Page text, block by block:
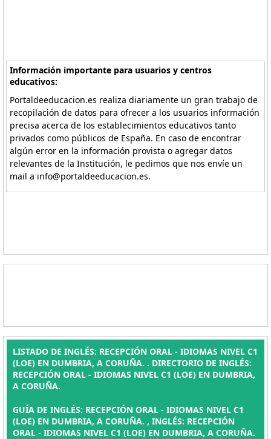
Información importante para usuarios y centros
educativos:
Portaldeeducacion.es realiza diariamente un gran trabajo de
recopilación de datos para ofrecer a los usuarios información
precisa acerca de los establecimientos educativos tanto
privados como públicos de España. En caso de encontrar
algún error en la información provista o agregar datos
relevantes de la Institución, le pedimos que nos envíe un
mail a info@portaldeeducacion.es.
LISTADO DE INGLÉS: RECEPCIÓN ORAL - IDIOMAS NIVEL C1
(LOE) EN DUMBRIA, A CORUÑA. . DIRECTORIO DE INGLÉS:
RECEPCIÓN ORAL - IDIOMAS NIVEL C1 (LOE) EN DUMBRIA,
A CORUÑA.
GUÍA DE INGLÉS: RECEPCIÓN ORAL - IDIOMAS NIVEL C1
(LOE) EN DUMBRIA, A CORUÑA. , INGLÉS: RECEPCIÓN
ORAL - IDIOMAS NIVEL C1 (LOE) EN DUMBRIA, A CORUÑA.